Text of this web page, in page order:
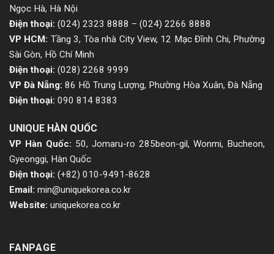
Ngọc Hà, Hà Nội
Điện thoại: (024) 2323 8888 – (024) 2266 8888
VP HCM: Tầng 3, Tòa nhà City View, 12 Mạc Đĩnh Chi, Phường
Sài Gòn, Hồ Chí Minh
Điện thoại: (028) 2268 9999
VP Đà Nẵng: 86 Hồ Trung Lượng, Phường Hòa Xuân, Đà Nẵng
Điện thoại: 090 814 8383
UNIQUE HÀN QUỐC
VP Hàn Quốc: 50, Jomaru-ro 285beon-gil, Wonmi, Bucheon,
Gyeonggi, Hàn Quốc
Điện thoại: (+82) 010-9491-8628
Email: min@uniquekorea.co.kr
Website: uniquekorea.co.kr
FANPAGE